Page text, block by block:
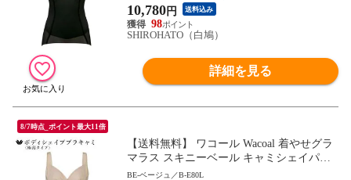
10,780円 送料込み
98
SHIROHATO（白鳩）
詳細を見る
8/7時点_ポイント最大11倍
【送料無料】 ワコール Wacoal 着やせグラ
マラス スキニーベール キャミシェイパー
補正下着 ボディシェイパー
BE-ベージュ／B-E80L